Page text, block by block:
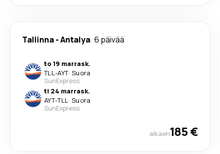
Tallinna-Antalya 6 päivää
to 19 marrask.
TLL-AYT· Suora
SunExpress
ti 24 marrask.
AYT-TLL· Suora
SunExpress
alkaen185 €